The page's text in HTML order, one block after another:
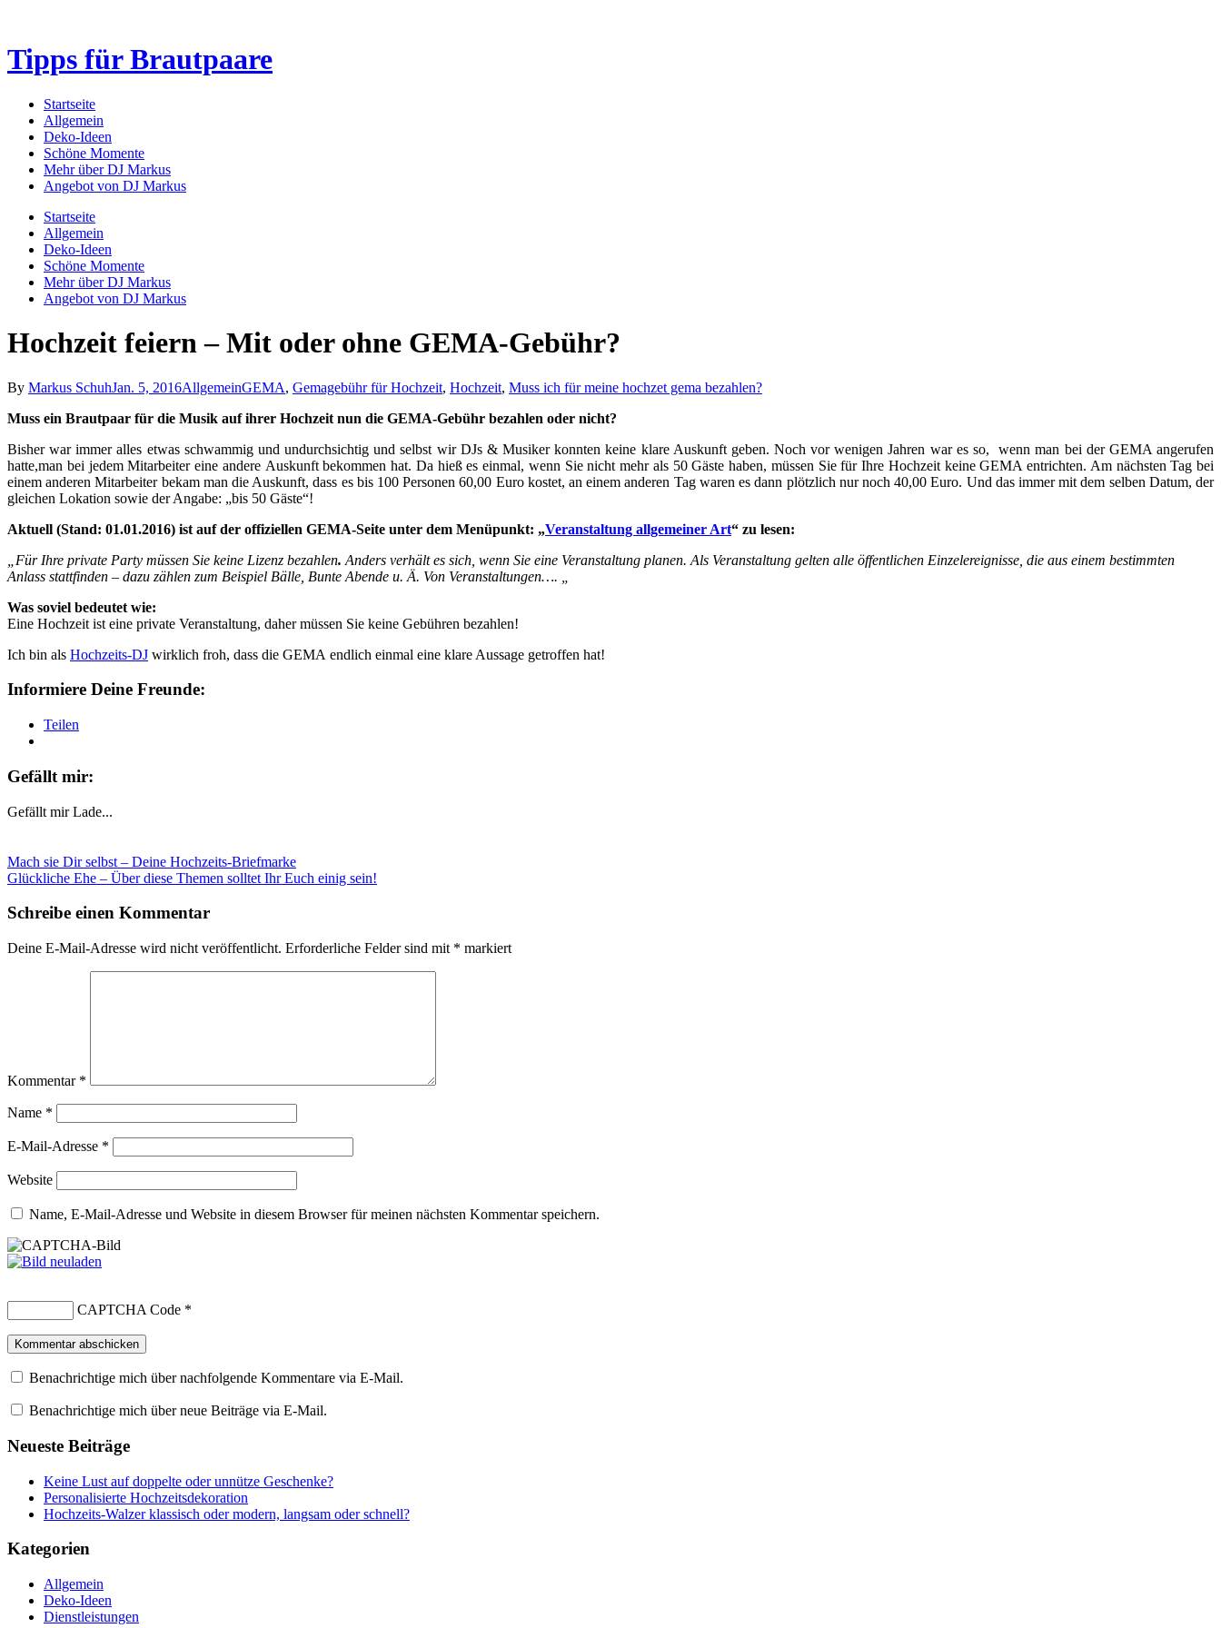
Tipps für Brautpaare
Startseite
Allgemein
Deko-Ideen
Schöne Momente
Mehr über DJ Markus
Angebot von DJ Markus
Startseite
Allgemein
Deko-Ideen
Schöne Momente
Mehr über DJ Markus
Angebot von DJ Markus
Hochzeit feiern – Mit oder ohne GEMA-Gebühr?
By Markus SchuhJan. 5, 2016AllgemeinGEMA, Gemagebühr für Hochzeit, Hochzeit, Muss ich für meine hochzet gema bezahlen?
Muss ein Brautpaar für die Musik auf ihrer Hochzeit nun die GEMA-Gebühr bezahlen oder nicht?
Bisher war immer alles etwas schwammig und undurchsichtig und selbst wir DJs & Musiker konnten keine klare Auskunft geben. Noch vor wenigen Jahren war es so, wenn man bei der GEMA angerufen
hatte,man bei jedem Mitarbeiter eine andere Auskunft bekommen hat. Da hieß es einmal, wenn Sie nicht mehr als 50 Gäste haben, müssen Sie für Ihre Hochzeit keine GEMA entrichten. Am nächsten Tag bei
einem anderen Mitarbeiter bekam man die Auskunft, dass es bis 100 Personen 60,00 Euro kostet, an einem anderen Tag waren es dann plötzlich nur noch 40,00 Euro. Und das immer mit dem selben Datum, der
gleichen Lokation sowie der Angabe: „bis 50 Gäste“!
Aktuell (Stand: 01.01.2016) ist auf der offiziellen GEMA-Seite unter dem Menüpunkt: „Veranstaltung allgemeiner Art“ zu lesen:
„Für Ihre private Party müssen Sie keine Lizenz bezahlen. Anders verhält es sich, wenn Sie eine Veranstaltung planen. Als Veranstaltung gelten alle öffentlichen Einzelereignisse, die aus einem bestimmten
Anlass stattfinden – dazu zählen zum Beispiel Bälle, Bunte Abende u. Ä. Von Veranstaltungen…. „
Was soviel bedeutet wie:
Eine Hochzeit ist eine private Veranstaltung, daher müssen Sie keine Gebühren bezahlen!
Ich bin als Hochzeits-DJ wirklich froh, dass die GEMA endlich einmal eine klare Aussage getroffen hat!
Informiere Deine Freunde:
Teilen
Gefällt mir:
Gefällt mir Lade...
Mach sie Dir selbst – Deine Hochzeits-Briefmarke
Glückliche Ehe – Über diese Themen solltet Ihr Euch einig sein!
Schreibe einen Kommentar
Deine E-Mail-Adresse wird nicht veröffentlicht. Erforderliche Felder sind mit * markiert
Kommentar *
Name *
E-Mail-Adresse *
Website
Name, E-Mail-Adresse und Website in diesem Browser für meinen nächsten Kommentar speichern.
CAPTCHA Code *
Benachrichtige mich über nachfolgende Kommentare via E-Mail.
Benachrichtige mich über neue Beiträge via E-Mail.
Neueste Beiträge
Keine Lust auf doppelte oder unnütze Geschenke?
Personalisierte Hochzeitsdekoration
Hochzeits-Walzer klassisch oder modern, langsam oder schnell?
Kategorien
Allgemein
Deko-Ideen
Dienstleistungen